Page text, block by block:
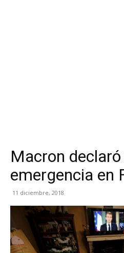
Macron
emergencia en
11 diciembre, 2018